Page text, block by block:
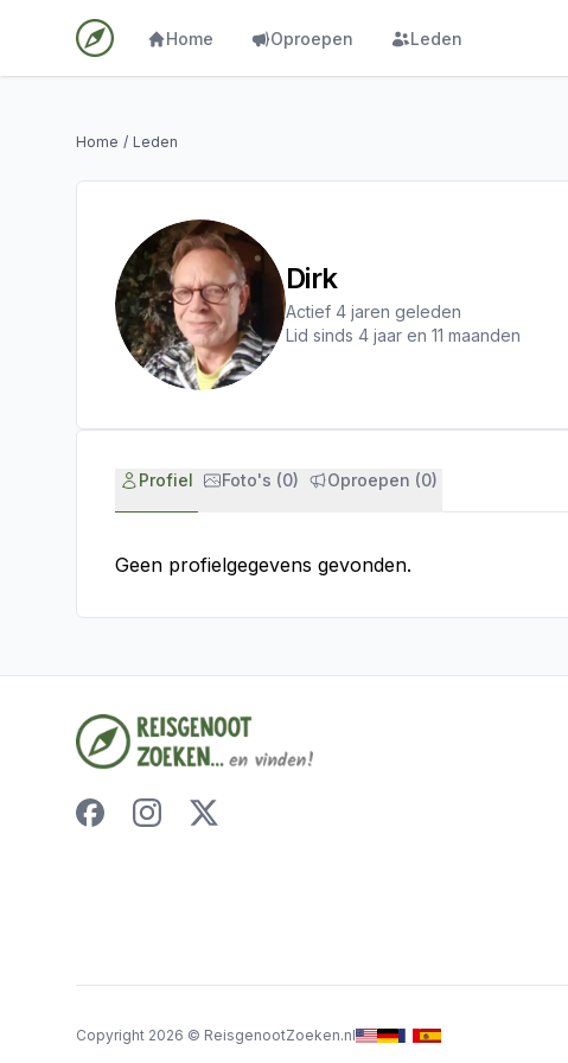
Home Oproepen Leden
Home / Leden
Dirk
Actief 4 jaren geleden
Lid sinds 4 jaar en 11 maanden
Profiel Foto's (0) Oproepen (0)
Geen profielgegevens gevonden.
Copyright 2026 © ReisgenootZoeken.nl